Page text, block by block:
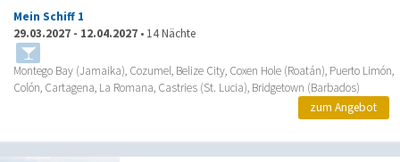
Mein Schiff 1
29.03.2027 - 12.04.2027 • 14 Nächte
Montego Bay (Jamaika), Cozumel, Belize City, Coxen Hole (Roatán), Puerto Limón,
Colón, Cartagena, La Romana, Castries (St. Lucia), Bridgetown (Barbados)
zum Angebot